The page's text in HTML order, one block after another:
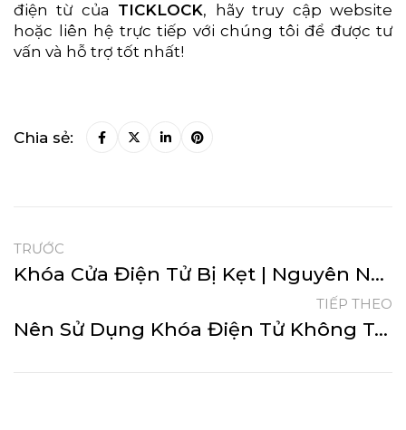
điện từ của TICKLOCK, hãy truy cập website
hoặc liên hệ trực tiếp với chúng tôi để được tư
vấn và hỗ trợ tốt nhất!
Chia sẻ:
TRƯỚC
Khóa Cửa Điện Tử Bị Kẹt | Nguyên Nhân Và Cách Khắc Phục Nhanh Chóng
TIẾP THEO
Nên Sử Dụng Khóa Điện Tử Không Tay Cầm Hay Có Tay Cầm?